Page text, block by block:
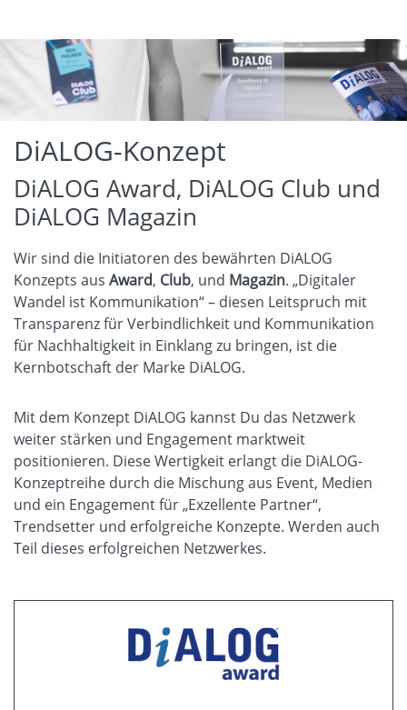
DiALOG-Konzept
DiALOG Award, DiALOG Club und
DiALOG Magazin
Wir sind die Initiatoren des bewährten DiALOG
Konzepts aus Award, Club, und Magazin. „Digitaler
Wandel ist Kommunikation“ – diesen Leitspruch mit
Transparenz für Verbindlichkeit und Kommunikation
für Nachhaltigkeit in Einklang zu bringen, ist die
Kernbotschaft der Marke DiALOG.
Mit dem Konzept DiALOG kannst Du das Netzwerk
weiter stärken und Engagement marktweit
positionieren. Diese Wertigkeit erlangt die DiALOG-
Konzeptreihe durch die Mischung aus Event, Medien
und ein Engagement für „Exzellente Partner“,
Trendsetter und erfolgreiche Konzepte. Werden auch
Teil dieses erfolgreichen Netzwerkes.